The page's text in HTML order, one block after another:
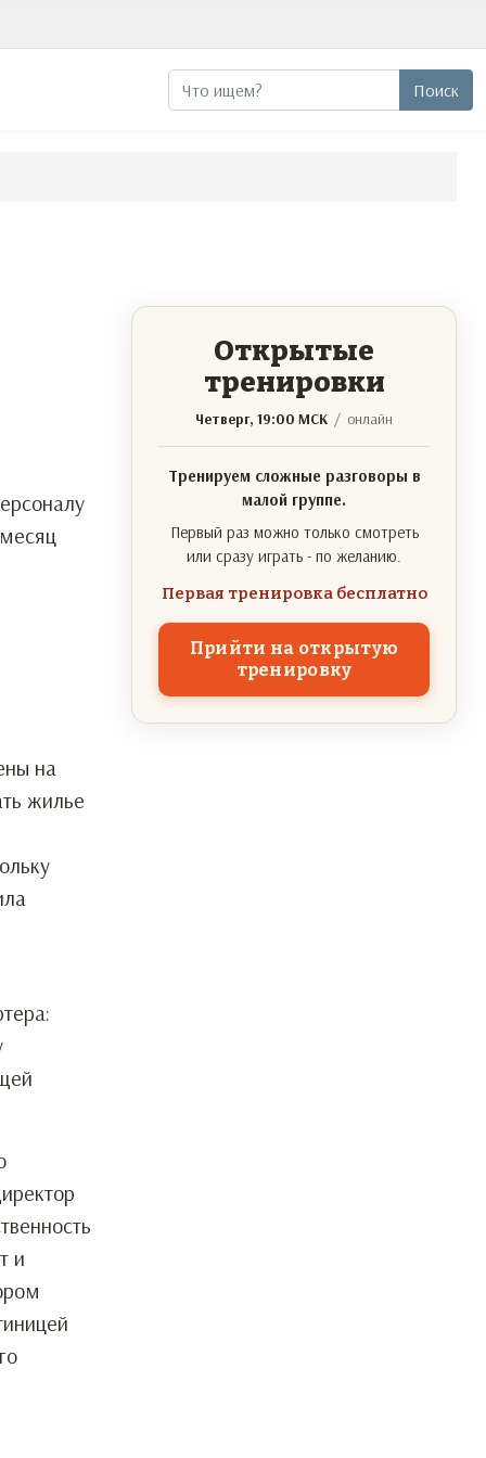
Поиск Поиск
на
жилье
и
Открытые
тренировки
Четверг, 19:00 МСК / онлайн
Тренируем сложные разговоры в
малой группе.
Первый раз можно только смотреть
или сразу играть - по желанию.
Первая тренировка бесплатно
Прийти на открытую
тренировку